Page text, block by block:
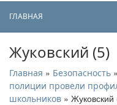
ГЛАВНАЯ
Жуковский (5)
Главная » Безопасность »
полиции провели
школьников » Жуковский